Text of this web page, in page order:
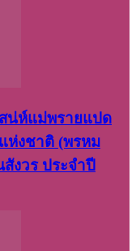
สน่ห์แม่พรายแปด
ห่งชาติ (พรหม
งวร ประจำปี